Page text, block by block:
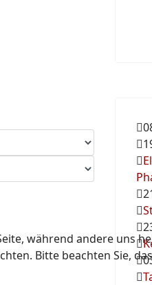
während andere uns
Bitte beachten Sie,